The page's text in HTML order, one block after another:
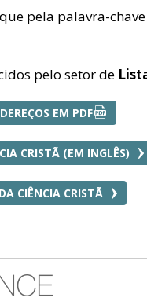
pela palavra-
pelo setor de
EM PDF
CRISTÃ (EM INGLÊS)
CIÊNCIA CRISTÃ